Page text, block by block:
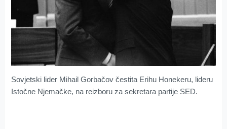
Sovjetski lider Mihail Gorbačov čestita Erihu Honekeru, lideru
Istočne Njemačke, na reizboru za sekretara partije SED.